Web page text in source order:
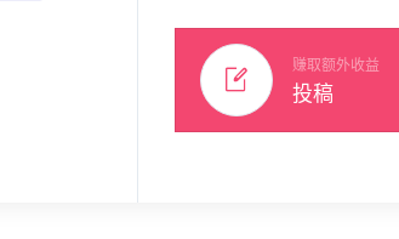
赚取额外收益
投稿